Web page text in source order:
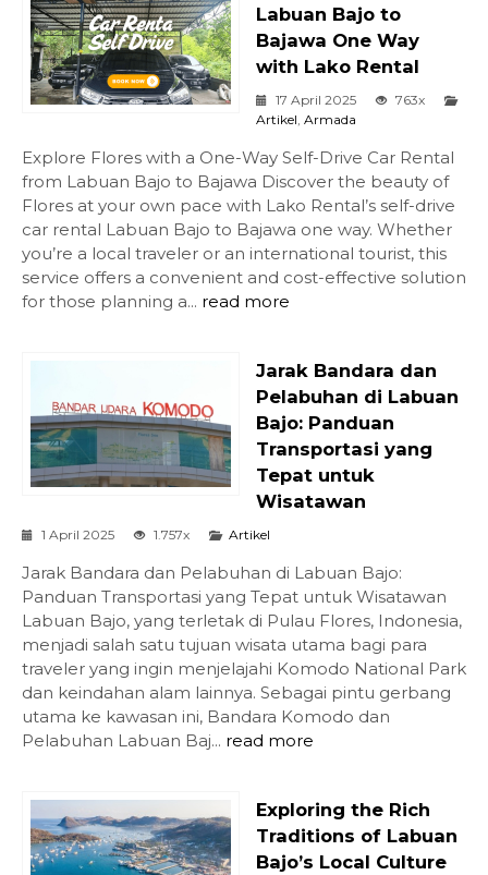
Labuan Bajo to
Bajawa One Way
with Lako Rental
17 April 2025
763x
Artikel, Armada
Explore Flores with a One-Way Self-Drive Car Rental
from Labuan Bajo to Bajawa Discover the beauty of
Flores at your own pace with Lako Rental’s self-drive
car rental Labuan Bajo to Bajawa one way. Whether
you’re a local traveler or an international tourist, this
service offers a convenient and cost-effective solution
for those planning a... read more
Jarak Bandara dan
Pelabuhan di Labuan
Bajo: Panduan
Transportasi yang
Tepat untuk
Wisatawan
1 April 2025 1.757x Artikel
Jarak Bandara dan Pelabuhan di Labuan Bajo:
Panduan Transportasi yang Tepat untuk Wisatawan
Labuan Bajo, yang terletak di Pulau Flores, Indonesia,
menjadi salah satu tujuan wisata utama bagi para
traveler yang ingin menjelajahi Komodo National Park
dan keindahan alam lainnya. Sebagai pintu gerbang
utama ke kawasan ini, Bandara Komodo dan
Pelabuhan Labuan Baj... read more
Exploring the Rich
Traditions of Labuan
Bajo’s Local Culture